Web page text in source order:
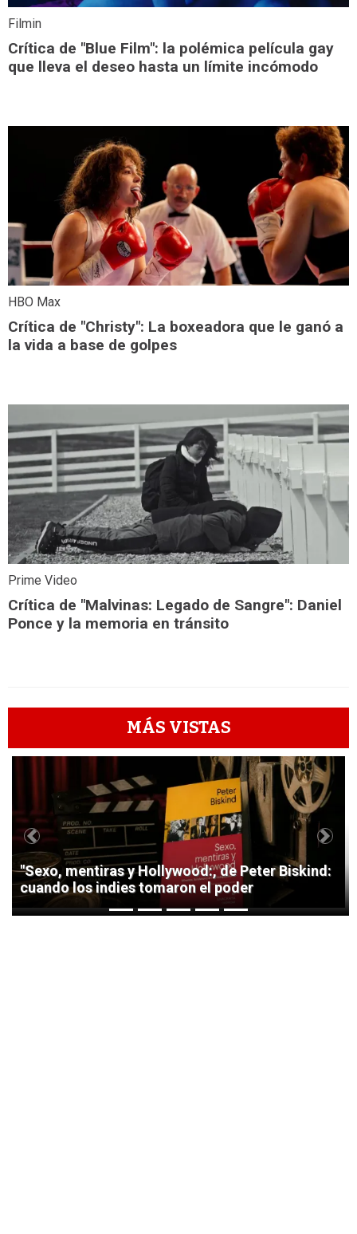
Filmin
Crítica de "Blue Film": la polémica película gay
que lleva el deseo hasta un límite incómodo
HBO Max
Crítica de "Christy": La boxeadora que le ganó a
la vida a base de golpes
Prime Video
Crítica de "Malvinas: Legado de Sangre": Daniel
Ponce y la memoria en tránsito
MÁS VISTAS
"Sexo, mentiras y Hollywood:, de Peter Biskind:
cuando los indies tomaron el poder
Previous Next